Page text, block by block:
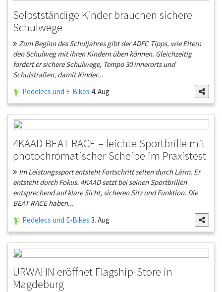
Selbstständige Kinder brauchen sichere
Schulwege
Zum Beginn des Schuljahres gibt der ADFC Tipps, wie Eltern
den Schulweg mit ihren Kindern üben können. Gleichzeitig
fordert er sichere Schulwege, Tempo 30 innerorts und
Schulstraßen, damit Kinder...
Pedelecs und E-Bikes 4. Aug
4KAAD BEAT RACE – leichte Sportbrille mit
photochromatischer Scheibe im Praxistest
Im Leistungssport entsteht Fortschritt selten durch Lärm. Er
entsteht durch Fokus. 4KAAD setzt bei seinen Sportbrillen
entsprechend auf klare Sicht, sicheren Sitz und Funktion. Die
BEAT RACE haben...
Pedelecs und E-Bikes 3. Aug
URWAHN eröffnet Flagship-Store in
Magdeburg